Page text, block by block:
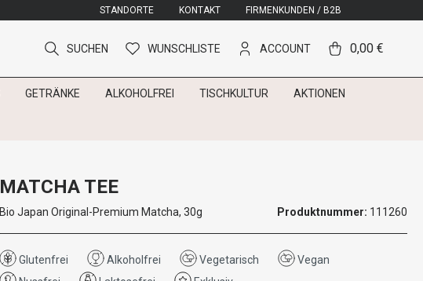
STANDORTE KONTAKT FIRMENKUNDEN / B2B
SUCHEN WUNSCHLISTE ACCOUNT 0,00 €
GETRÄNKE ALKOHOLFREI TISCHKULTUR AKTIONEN
MATCHA TEE
Bio Japan Original-Premium Matcha, 30g Produktnummer: 111260
Glutenfrei Alkoholfrei Vegetarisch
Vegan